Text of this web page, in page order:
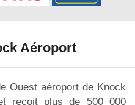
Aéroport
Ouest aéroport de Knock
reçoit plus de 500 000